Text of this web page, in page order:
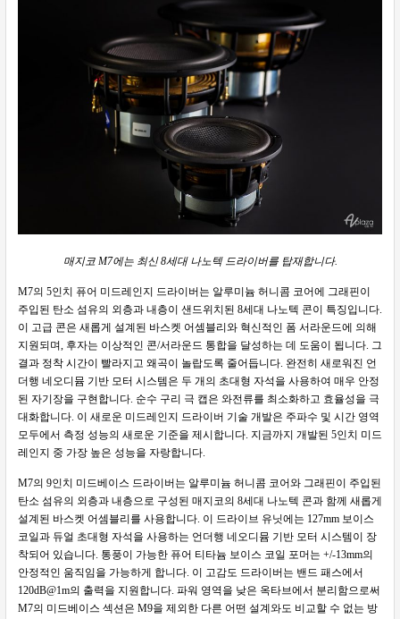
매지코 M7에는 최신 8세대 나노텍 드라이버를 탑재합니다.
M7의 5인치 퓨어 미드레인지 드라이버는 알루미늄 허니콤 코어에 그래핀이
주입된 탄소 섬유의 외층과 내층이 샌드위치된 8세대 나노텍 콘이 특징입니다.
이 고급 콘은 새롭게 설계된 바스켓 어셈블리와 혁신적인 폼 서라운드에 의해
지원되며, 후자는 이상적인 콘/서라운드 통합을 달성하는 데 도움이 됩니다. 그
결과 정착 시간이 빨라지고 왜곡이 놀랍도록 줄어듭니다. 완전히 새로워진 언
더행 네오디뮴 기반 모터 시스템은 두 개의 초대형 자석을 사용하여 매우 안정
된 자기장을 구현합니다. 순수 구리 극 캡은 와전류를 최소화하고 효율성을 극
대화합니다. 이 새로운 미드레인지 드라이버 기술 개발은 주파수 및 시간 영역
모두에서 측정 성능의 새로운 기준을 제시합니다. 지금까지 개발된 5인치 미드
레인지 중 가장 높은 성능을 자랑합니다.
M7의 9인치 미드베이스 드라이버는 알루미늄 허니콤 코어와 그래핀이 주입된
탄소 섬유의 외층과 내층으로 구성된 매지코의 8세대 나노텍 콘과 함께 새롭게
설계된 바스켓 어셈블리를 사용합니다. 이 드라이브 유닛에는 127mm 보이스
코일과 듀얼 초대형 자석을 사용하는 언더행 네오디뮴 기반 모터 시스템이 장
착되어 있습니다. 통풍이 가능한 퓨어 티타늄 보이스 코일 포머는 +/-13mm의
안정적인 움직임을 가능하게 합니다. 이 고감도 드라이버는 밴드 패스에서
120dB@1m의 출력을 지원합니다. 파워 영역을 낮은 옥타브에서 분리함으로써
M7의 미드베이스 섹션은 M9을 제외한 다른 어떤 설계와도 비교할 수 없는 방